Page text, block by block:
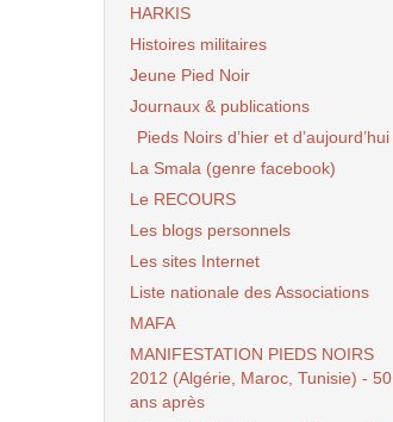
HARKIS
Histoires militaires
Jeune Pied Noir
Journaux & publications
Pieds Noirs d’hier et d’aujourd’hui
La Smala (genre facebook)
Le RECOURS
Les blogs personnels
Les sites Internet
Liste nationale des Associations
MAFA
MANIFESTATION PIEDS NOIRS
2012 (Algérie, Maroc, Tunisie) - 50
ans après